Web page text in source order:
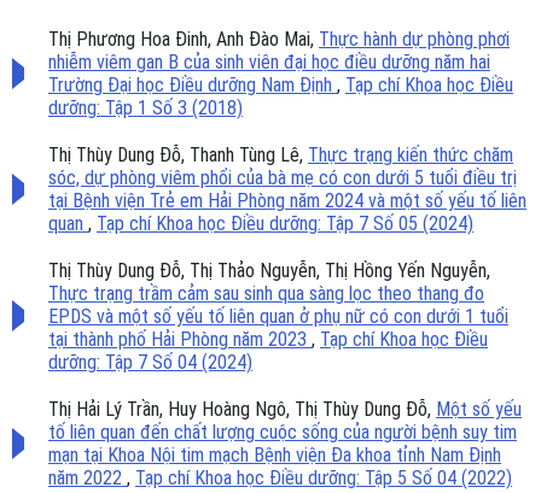
Thị Phương Hoa Đinh, Anh Đào Mai, Thực hành dự phòng phơi
nhiễm viêm gan B của sinh viên đại học điều dưỡng năm hai
Trường Đại học Điều dưỡng Nam Định , Tạp chí Khoa học Điều
dưỡng: Tập 1 Số 3 (2018)
Thị Thùy Dung Đỗ, Thanh Tùng Lê, Thực trạng kiến thức chăm
sóc, dự phòng viêm phổi của bà mẹ có con dưới 5 tuổi điều trị
tại Bệnh viện Trẻ em Hải Phòng năm 2024 và một số yếu tố liên
quan , Tạp chí Khoa học Điều dưỡng: Tập 7 Số 05 (2024)
Thị Thùy Dung Đỗ, Thị Thảo Nguyễn, Thị Hồng Yến Nguyễn,
Thực trạng trầm cảm sau sinh qua sàng lọc theo thang đo
EPDS và một số yếu tố liên quan ở phụ nữ có con dưới 1 tuổi
tại thành phố Hải Phòng năm 2023 , Tạp chí Khoa học Điều
dưỡng: Tập 7 Số 04 (2024)
Thị Hải Lý Trần, Huy Hoàng Ngô, Thị Thùy Dung Đỗ, Một số yếu
tố liên quan đến chất lượng cuộc sống của người bệnh suy tim
mạn tại Khoa Nội tim mạch Bệnh viện Đa khoa tỉnh Nam Định
năm 2022 , Tạp chí Khoa học Điều dưỡng: Tập 5 Số 04 (2022)